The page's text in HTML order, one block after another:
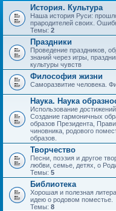
История. Культура
Наша история Руси:
прародителей своих.
Темы: 2
Праздники
Проведение праздников,
знаний через игры,
культуры чувств
Философия жизни
Саморазвитие человека.
Наука. Наука
Использование
Создание гармоничных
образов Президента,
чиновника, родового
образов.
Творчество
Песни, поэзия и другое
любви, семье, детях, о
Темы: 5
Библиотека
Хорошая и полезная
идею о родовом поместье.
Темы: 8